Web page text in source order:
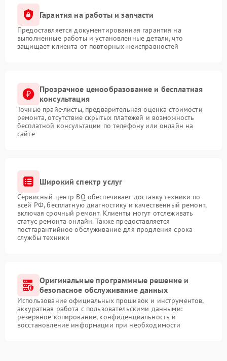
Гарантия на работы и запчасти
Предоставляется документированная гарантия на
выполненные работы и установленные детали, что
защищает клиента от повторных неисправностей
Прозрачное ценообразование и бесплатная
консультация
Точные прайс-листы, предварительная оценка стоимости
ремонта, отсутствие скрытых платежей и возможность
бесплатной консультации по телефону или онлайн на
сайте
Широкий спектр услуг
Сервисный центр BQ обеспечивает доставку техники по
всей РФ, бесплатную диагностику и качественный ремонт,
включая срочный ремонт. Клиенты могут отслеживать
статус ремонта онлайн. Также предоставляется
постгарантийное обслуживание для продления срока
службы техники
Оригинальные программные решение и
безопасное обслуживание данных
Использование официальных прошивок и инструментов,
аккуратная работа с пользовательскими данными:
резервное копирование, конфиденциальность и
восстановление информации при необходимости